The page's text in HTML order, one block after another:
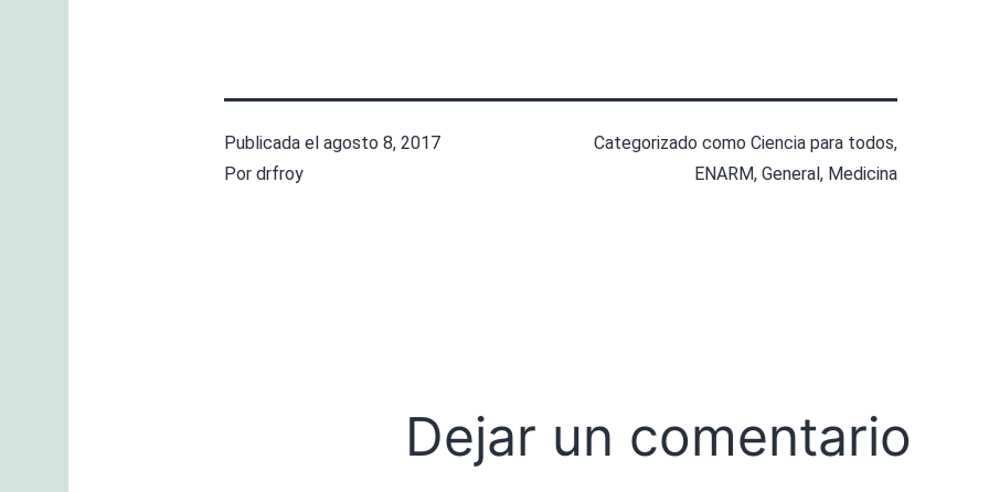
Publicada el agosto 8, 2017
Por drfroy
Categorizado como Ciencia para todos,
ENARM, General , Medicina
Dejar un comentario